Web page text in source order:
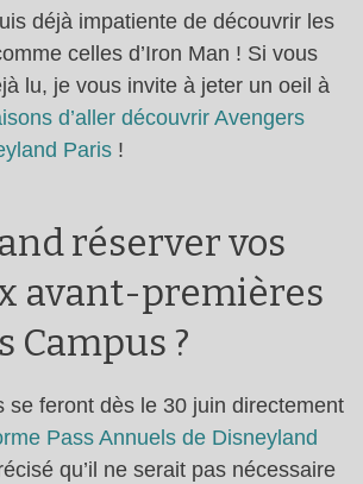
déjà impatiente de découvrir les
celles d’Iron Man ! Si vous
lu, je vous invite à jeter un oeil à
d’aller découvrir Avengers
Paris !
réserver vos
avant-premières
Campus ?
se feront dès le 30 juin directement
Pass Annuels de Disneyland
qu’il ne serait pas nécessaire